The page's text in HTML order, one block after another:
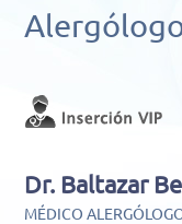
Dr. Baltazar
MÉDICO